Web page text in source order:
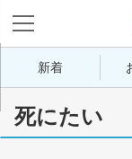
新着
死にたい